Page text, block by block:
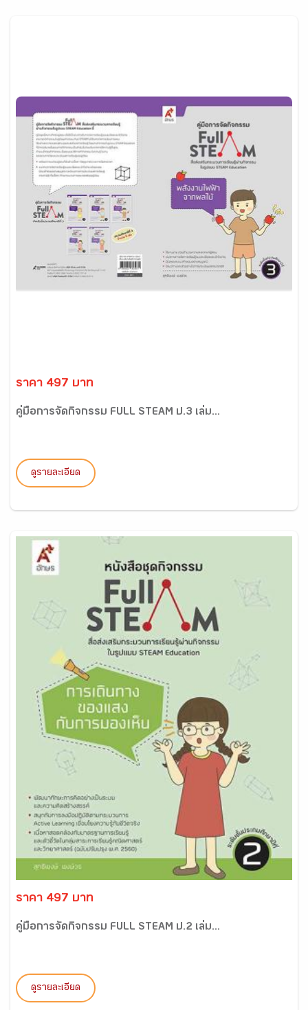
ราคา 497 บาท
คู่มือการจัดกิจกรรม FULL STEAM ป.3 เล่ม...
ดูรายละเอียด
ราคา 497 บาท
คู่มือการจัดกิจกรรม FULL STEAM ป.2 เล่ม...
ดูรายละเอียด